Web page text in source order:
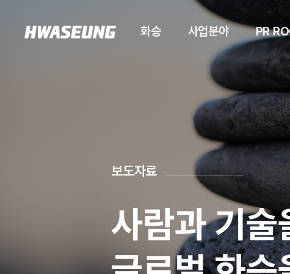
화승 사업분야 PR
보도자료
사람과 기술